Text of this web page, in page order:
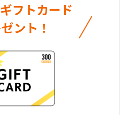
フトカード
ント！